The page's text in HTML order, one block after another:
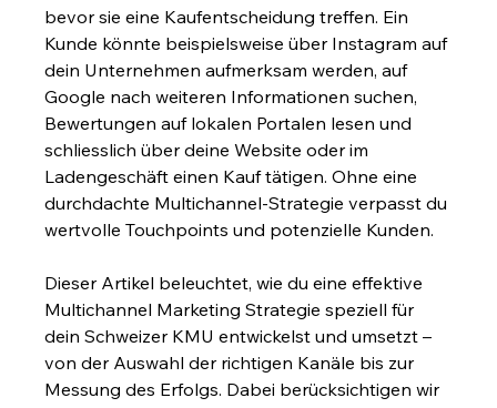
bevor sie eine Kaufentscheidung treffen. Ein
Kunde könnte beispielsweise über Instagram auf
dein Unternehmen aufmerksam werden, auf
Google nach weiteren Informationen suchen,
Bewertungen auf lokalen Portalen lesen und
schliesslich über deine Website oder im
Ladengeschäft einen Kauf tätigen. Ohne eine
durchdachte Multichannel-Strategie verpasst du
wertvolle Touchpoints und potenzielle Kunden.
Dieser Artikel beleuchtet, wie du eine effektive
Multichannel Marketing Strategie speziell für
dein Schweizer KMU entwickelst und umsetzt –
von der Auswahl der richtigen Kanäle bis zur
Messung des Erfolgs. Dabei berücksichtigen wir